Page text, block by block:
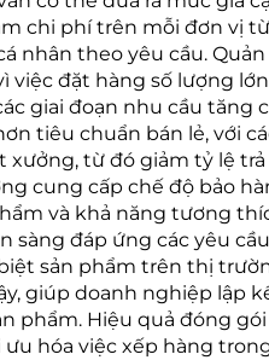
chi phí trên mỗi đơn vị
nhân theo yêu cầu.
đặt hàng số lượng
giai đoạn nhu cầu tăng
tiêu chuẩn bán lẻ, với
từ đó giảm tỷ lệ
cung cấp chế độ bảo
và khả năng tương
đáp ứng các yêu
sản phẩm trên thị
giúp doanh nghiệp lập
phẩm. Hiệu quả đóng
hóa việc xếp hàng